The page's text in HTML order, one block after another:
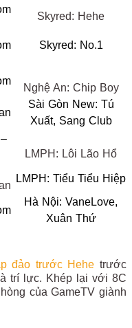
Skyred: Hehe
Skyred: No.1
Nghệ An: Chip Boy
Sài Gòn New: Tú
Xuất, Sang Club
LMPH: Lôi Lão Hổ
LMPH: Tiểu Tiểu Hiệp
Hà Nội: VaneLove,
Xuân Thứ
đảo trước Hehe trước
trí lực. Khép lại với 8C
của GameTV giành